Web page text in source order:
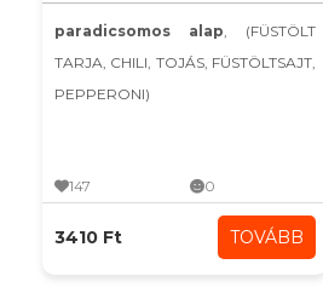
paradicsomos alap, (FÜSTÖLT
TARJA, CHILI, TOJÁS, FÜSTÖLTSAJT,
PEPPERONI)
147 0
3410 Ft TOVÁBB